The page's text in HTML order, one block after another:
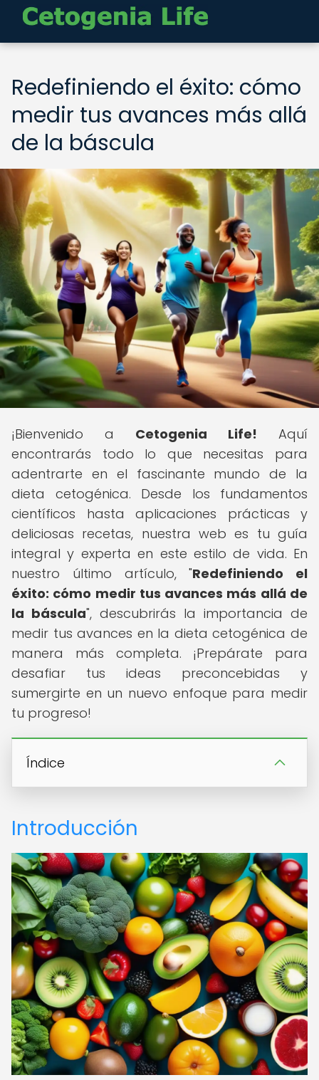
Redefiniendo el éxito: cómo
medir tus avances más allá
de la báscula
¡Bienvenido a Cetogenia Life! Aquí
encontrarás todo lo que necesitas para
adentrarte en el fascinante mundo de la
dieta cetogénica. Desde los fundamentos
científicos hasta aplicaciones prácticas y
deliciosas recetas, nuestra web es tu guía
integral y experta en este estilo de vida. En
nuestro último artículo, "Redefiniendo el
éxito: cómo medir tus avances más allá de
la báscula", descubrirás la importancia de
medir tus avances en la dieta cetogénica de
manera más completa. ¡Prepárate para
desafiar tus ideas preconcebidas y
sumergirte en un nuevo enfoque para medir
tu progreso!
Índice
Introducción